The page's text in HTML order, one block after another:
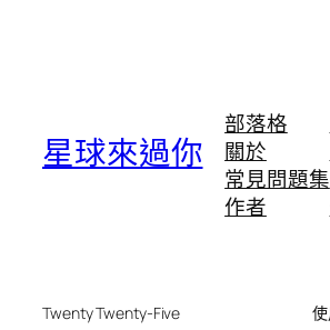
星球來過你
部落格
關於
常見問題集
作者
Twenty Twenty-Five